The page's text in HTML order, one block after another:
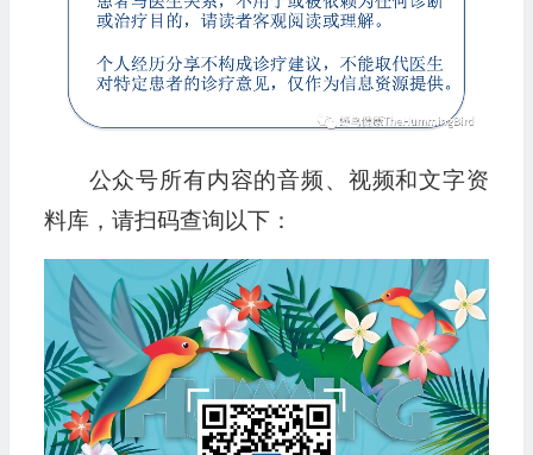
公众号所有内容的音频、视频和文字资
料库，请扫码查询以下：